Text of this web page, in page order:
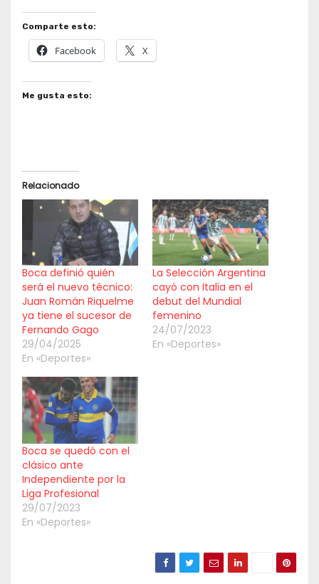
Comparte esto:
Facebook X
Me gusta esto:
Relacionado
Boca definió quién
será el nuevo técnico:
Juan Román Riquelme
ya tiene el sucesor de
Fernando Gago
29/04/2025
En «Deportes»
La Selección Argentina
cayó con Italia en el
debut del Mundial
femenino
24/07/2023
En «Deportes»
Boca se quedó con el
clásico ante
Independiente por la
Liga Profesional
29/07/2023
En «Deportes»